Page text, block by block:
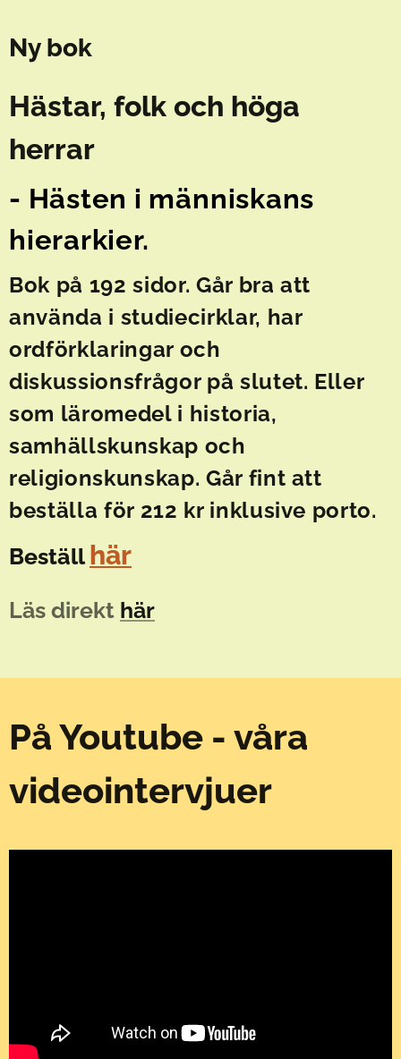
Ny bok
Hästar, folk och höga
herrar
- Hästen i människans
hierarkier.
Bok på 192 sidor. Går bra att
använda i studiecirklar, har
ordförklaringar och
diskussionsfrågor på slutet. Eller
som läromedel i historia,
samhällskunskap och
religionskunskap. Går fint att
beställa för 212 kr inklusive porto.
Beställ här
Läs direkt här
På Youtube - våra
videointervjuer